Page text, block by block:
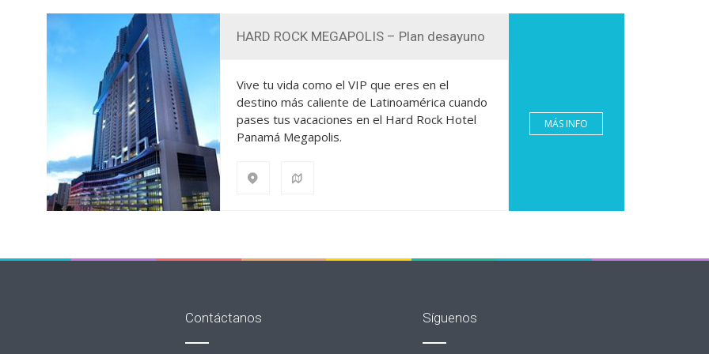
HARD ROCK MEGAPOLIS – Plan desayuno
Vive tu vida como el VIP que eres en el
destino más caliente de Latinoamérica cuando
pases tus vacaciones en el Hard Rock Hotel
Panamá Megapolis.
MÁS INFO
Contáctanos Síguenos